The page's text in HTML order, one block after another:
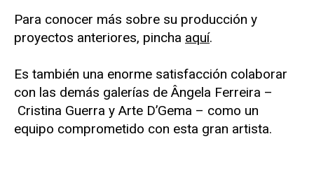
Para conocer más sobre su producción y
proyectos anteriores, pincha aquí.
Es también una enorme satisfacción colaborar
con las demás galerías de Ângela Ferreira –
Cristina Guerra y Arte D’Gema – como un
equipo comprometido con esta gran artista.